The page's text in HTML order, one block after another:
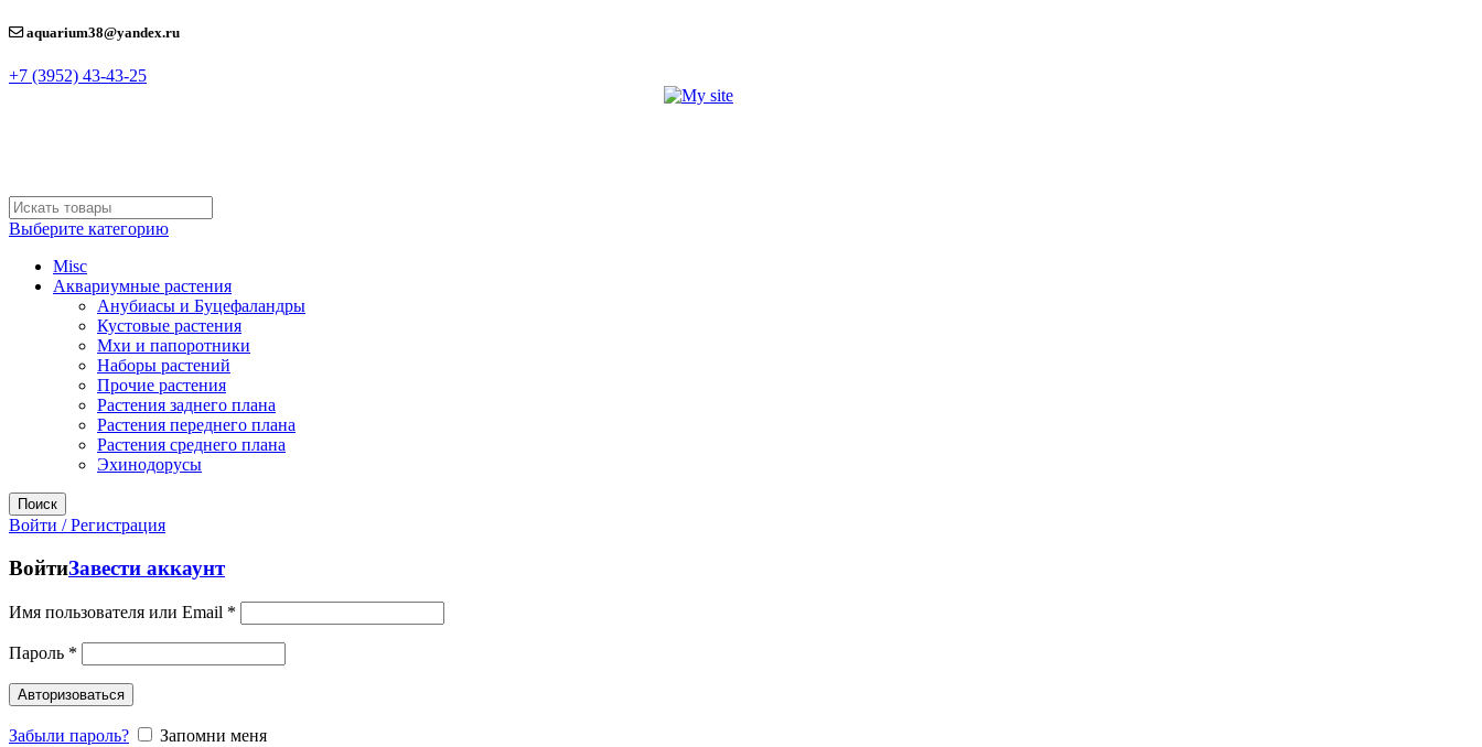
aquarium38@yandex.ru
+7 (3952) 43-43-25
Выберите категорию
Misc
Аквариумные растения
Анубиасы и Буцефаландры
Кустовые растения
Мхи и папоротники
Наборы растений
Прочие растения
Растения заднего плана
Растения переднего плана
Растения среднего плана
Эхинодорусы
Поиск
Войти / Регистрация
ВойтиЗавести аккаунт
Имя пользователя или Email *
Пароль *
Авторизоваться
Забыли пароль?
Запомни меня